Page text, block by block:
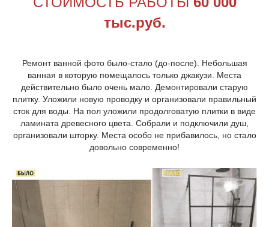
тыс.руб.
Ремонт ванной фото было-стало (до-после). Небольшая
ванная в которую помещалось только джакузи. Места
действительно было очень мало. Демонтировали старую
плитку. Уложили новую проводку и организовали правильный
сток для воды. На пол уложили продолговатую плитки в виде
ламината древесного цвета. Собрали и подключили душ,
организовали шторку. Места особо не прибавилось, но стало
довольно современно!